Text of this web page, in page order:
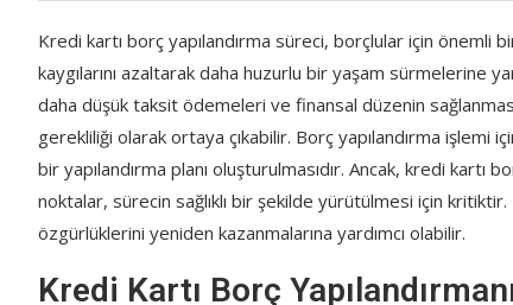
Kredi kartı borç yapılandırma süreci, borçlular için önemli
kaygılarını azaltarak daha huzurlu bir yaşam sürmelerine
daha düşük taksit ödemeleri ve finansal düzenin
gerekliliği olarak ortaya çıkabilir. Borç yapılandırma işlemi
bir yapılandırma planı oluşturulmasıdır. Ancak, kredi
noktalar, sürecin sağlıklı bir şekilde yürütülmesi için
özgürlüklerini yeniden kazanmalarına yardımcı olabilir.
Kredi Kartı Borç